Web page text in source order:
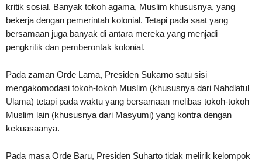
kritik sosial. Banyak tokoh agama, Muslim khususnya, yang
bekerja dengan pemerintah kolonial. Tetapi pada saat yang
bersamaan juga banyak di antara mereka yang menjadi
pengkritik dan pemberontak kolonial.
Pada zaman Orde Lama, Presiden Sukarno satu sisi
mengakomodasi tokoh-tokoh Muslim (khususnya dari Nahdlatul
Ulama) tetapi pada waktu yang bersamaan melibas tokoh-tokoh
Muslim lain (khususnya dari Masyumi) yang kontra dengan
kekuasaanya.
Pada masa Orde Baru, Presiden Suharto tidak melirik kelompok